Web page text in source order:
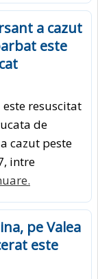
a cazut
este
resuscitat
de
cazut peste
intre
pe Valea
este